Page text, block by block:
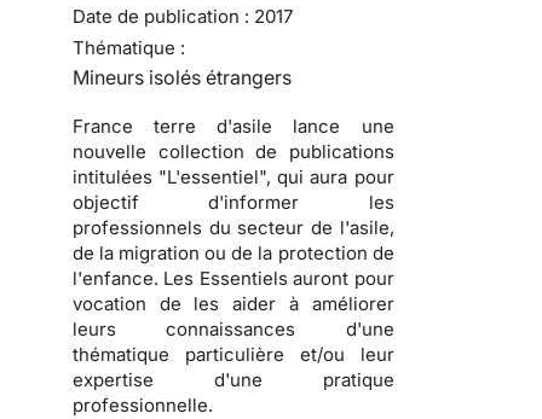
Date de publication : 2017
Thématique :
Mineurs isolés étrangers
France terre d'asile lance une
nouvelle collection de publications
intitulées "L'essentiel", qui aura pour
objectif d'informer les
professionnels du secteur de l'asile,
de la migration ou de la protection de
l'enfance. Les Essentiels auront pour
vocation de les aider à améliorer
leurs connaissances d'une
thématique particulière et/ou leur
expertise d'une pratique
professionnelle.